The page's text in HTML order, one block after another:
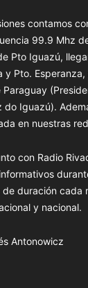
contamos
99.9 Mhz
Pto Iguazú,
y Pto.
do Iguazú).
en nuestras
con Radio
duración cada
y nacional.
Antonowicz